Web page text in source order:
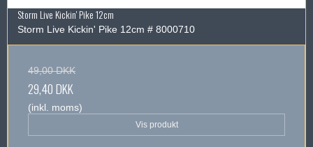
Storm Live Kickin' Pike 12cm
Storm Live Kickin' Pike 12cm # 8000710
49,00 DKK
29,40 DKK
(inkl. moms)
Vis produkt